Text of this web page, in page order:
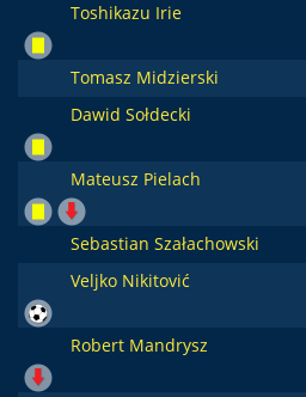
Toshikazu Irie
Tomasz Midzierski
Dawid Sołdecki
Mateusz Pielach
Sebastian Szałachowski
Veljko Nikitović
Robert Mandrysz